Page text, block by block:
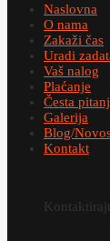
Naslovna
O nama
Zakaži čas
Uradi
Vaš nalog
Plaćanje
Česta
Galerija
Blog/
Kontakt